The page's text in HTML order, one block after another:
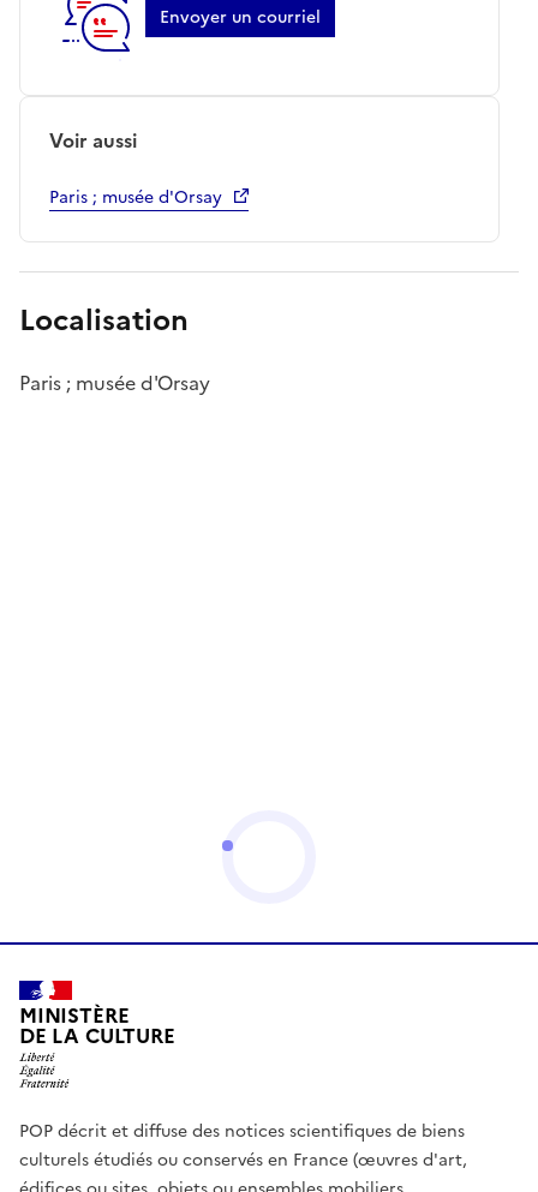
Envoyer un courriel
Voir aussi
Paris ; musée d'Orsay
Localisation
Paris ; musée d'Orsay
MINISTÈRE
DE LA CULTURE
POP décrit et diffuse des notices scientifiques de biens
culturels étudiés ou conservés en France (œuvres d'art,